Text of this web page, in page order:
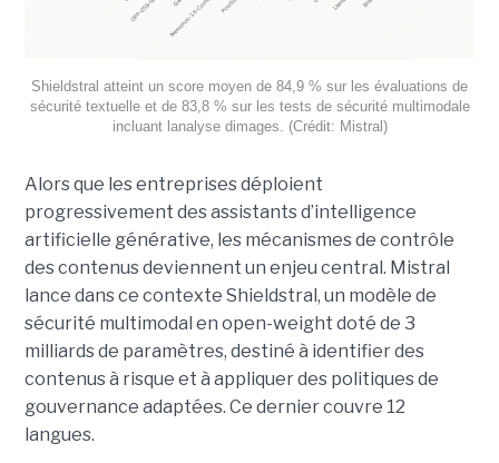
Shieldstral atteint un score moyen de 84,9 % sur les évaluations de
sécurité textuelle et de 83,8 % sur les tests de sécurité multimodale
incluant lanalyse dimages. (Crédit: Mistral)
Alors que les entreprises déploient
progressivement des assistants d’intelligence
artificielle générative, les mécanismes de contrôle
des contenus deviennent un enjeu central. Mistral
lance dans ce contexte Shieldstral, un modèle de
sécurité multimodal en open-weight doté de 3
milliards de paramètres, destiné à identifier des
contenus à risque et à appliquer des politiques de
gouvernance adaptées. Ce derniercouvre 12
langues.